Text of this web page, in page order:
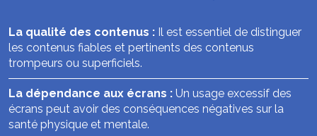
La qualité des contenus : Il est essentiel de distinguer
les contenus fiables et pertinents des contenus
trompeurs ou superficiels.
La dépendance aux écrans : Un usage excessif des
écrans peut avoir des conséquences négatives sur la
santé physique et mentale.